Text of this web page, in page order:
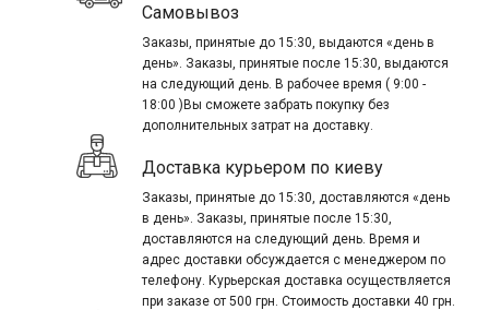
Самовывоз
Заказы, принятые до 15:30, выдаются «день в
день». Заказы, принятые после 15:30, выдаются
на следующий день. В рабочее время ( 9:00 -
18:00 )Вы сможете забрать покупку без
дополнительных затрат на доставку.
Доставка курьером по киеву
Заказы, принятые до 15:30, доставляются «день
в день». Заказы, принятые после 15:30,
доставляются на следующий день. Время и
адрес доставки обсуждается с менеджером по
телефону. Курьерская доставка осуществляется
при заказе от 500 грн. Стоимость доставки 40 грн.